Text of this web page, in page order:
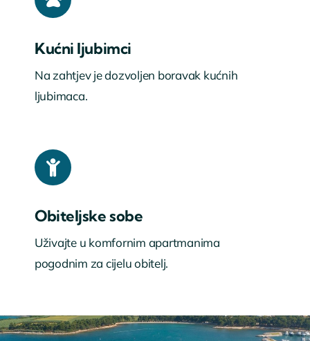
Kućni ljubimci
Na zahtjev je dozvoljen boravak kućnih
ljubimaca.
Obiteljske sobe
Uživajte u komfornim apartmanima
pogodnim za cijelu obitelj.